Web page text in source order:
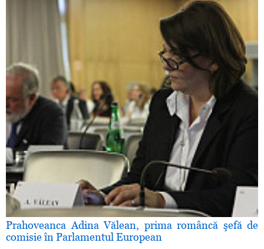
Prahoveanca Adina Vălean, prima româncă şefă de
comisie în Parlamentul European